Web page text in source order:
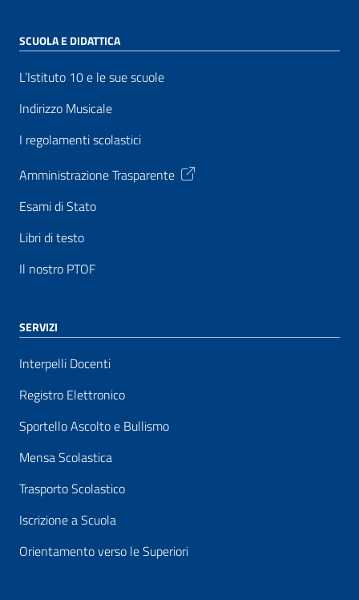
SCUOLA E DIDATTICA
L’Istituto 10 e le sue scuole
Indirizzo Musicale
I regolamenti scolastici
Amministrazione Trasparente
Esami di Stato
Libri di testo
Il nostro PTOF
SERVIZI
Interpelli Docenti
Registro Elettronico
Sportello Ascolto e Bullismo
Mensa Scolastica
Trasporto Scolastico
Iscrizione a Scuola
Orientamento verso le Superiori